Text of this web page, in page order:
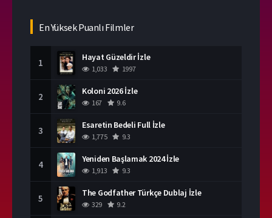
En Yüksek Puanlı Filmler
1 Hayat Güzeldir İzle
1,033 1997
2 Koloni 2026 İzle
167 9.6
3 Esaretin Bedeli Full İzle
1,775 9.3
4 Yeniden Başlamak 2024 İzle
1,913 9.3
5 The Godfather Türkçe Dublaj İzle
329 9.2